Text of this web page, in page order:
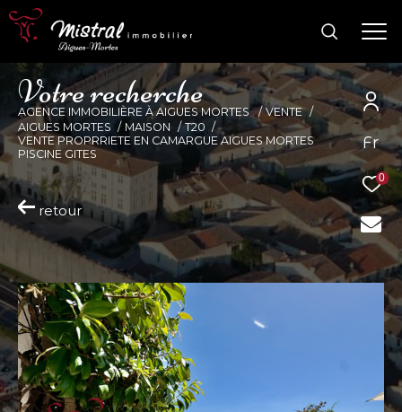
Fr
0
Votrerecherche
AGENCE IMMOBILIÈRE À AIGUES MORTES
VENTE
AIGUES MORTES
MAISON
T20
VENTE PROPRRIETE EN CAMARGUE AIGUES MORTES
PISCINE GITES
retour